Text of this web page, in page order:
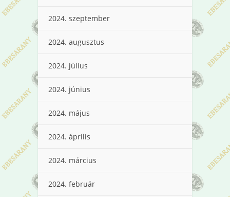
2024. szeptember
2024. augusztus
2024. július
2024. június
2024. május
2024. április
2024. március
2024. február